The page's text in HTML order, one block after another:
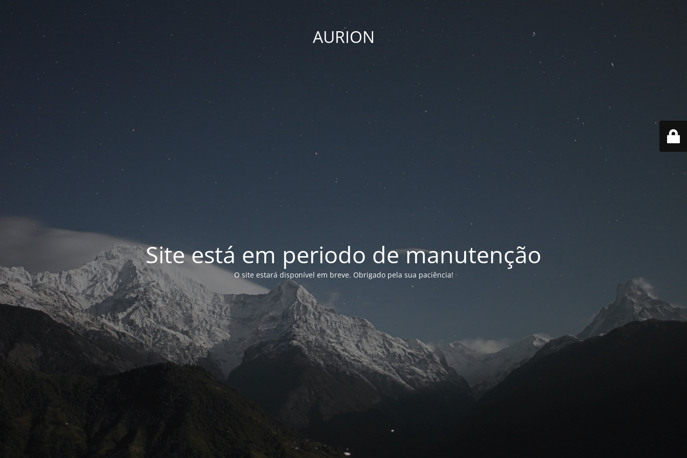
AURION
Site está em periodo de manutenção
O site estará disponível em breve. Obrigado pela sua paciência!